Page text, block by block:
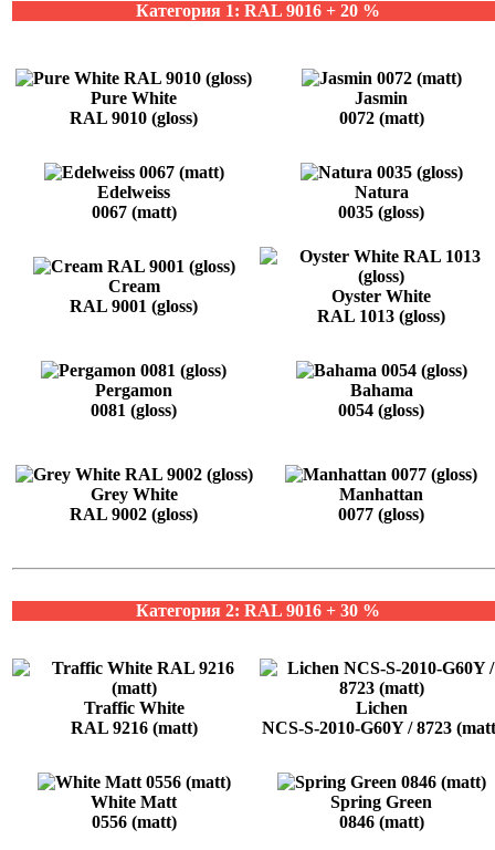
Категория 1: RAL 9016 + 20 %
Pure White
RAL 9010 (gloss)
Jasmin
0072 (matt)
Edelweiss
0067 (matt)
Natura
0035 (gloss)
Cream
RAL 9001 (gloss)
Oyster White
RAL 1013 (gloss)
Pergamon
0081 (gloss)
Bahama
0054 (gloss)
Grey White
RAL 9002 (gloss)
Manhattan
0077 (gloss)
Категория 2: RAL 9016 + 30 %
Traffic White
RAL 9216 (matt)
Lichen
NCS-S-2010-G60Y / 8723
White Matt
0556 (matt)
Spring Green
0846 (matt)